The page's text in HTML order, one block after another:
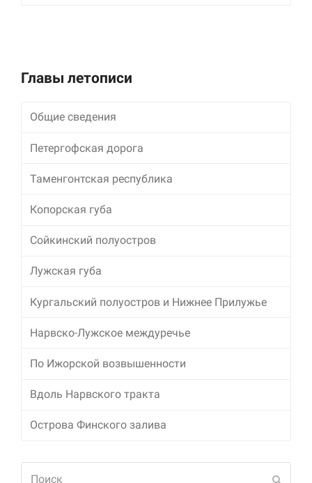
Главы летописи
Общие сведения
Петергофская дорога
Таменгонтская республика
Копорская губа
Сойкинский полуостров
Лужская губа
Кургальский полуостров и Нижнее Прилужье
Нарвско-Лужское междуречье
По Ижорской возвышенности
Вдоль Нарвского тракта
Острова Финского залива
Маркетинг
интересами и